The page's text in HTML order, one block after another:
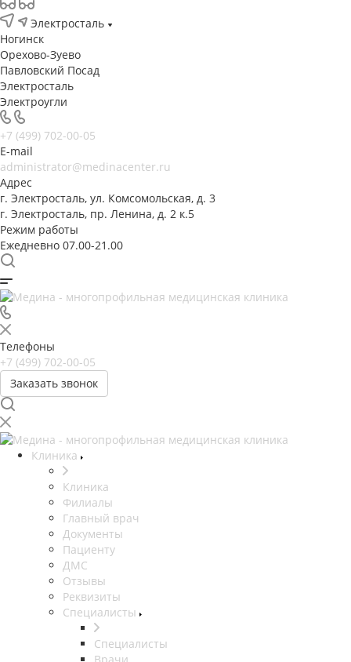
Электросталь
Ногинск
Орехово-Зуево
Павловский Посад
Электросталь
Электроугли
+7 (499) 702-00-05
E-mail
administrator@medinacenter.ru
Адрес
г. Электросталь, ул. Комсомольская, д. 3
г. Электросталь, пр. Ленина, д. 2 к.5
Режим работы
Ежедневно 07.00-21.00
Телефоны
+7 (499) 702-00-05
Заказать звонок
Клиника
Клиника
Филиалы
Главный врач
Документы
Пациенту
ДМС
Отзывы
Реквизиты
Специалисты
Специалисты